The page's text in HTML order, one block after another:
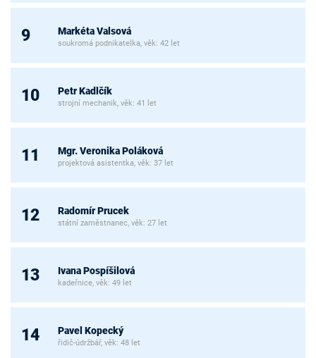
9 Markéta Valsová
soukromá podnikatelka, věk: 42 let
10 Petr Kadlčík
strojní mechanik, věk: 41 let
11 Mgr. Veronika Poláková
projektová asistentka, věk: 37 let
12 Radomír Prucek
státní zaměstnanec, věk: 27 let
13 Ivana Pospíšilová
kadeřnice, věk: 49 let
14 Pavel Kopecký
řidič-údržbář, věk: 48 let